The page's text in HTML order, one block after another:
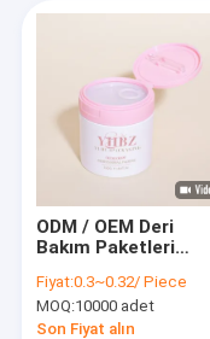
ODM / OEM Deri
Bakım Paketleri
Dönüştürme Yüz
Kremi Konteyneri
Fiyat:0.3~0.32/ Piece
MOQ:10000 adet
Son Fiyat alın